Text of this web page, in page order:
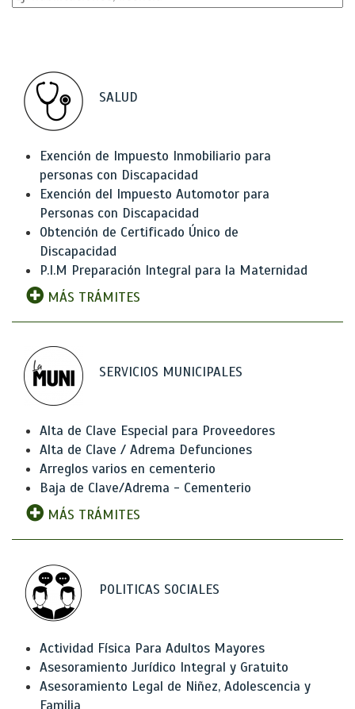
SALUD
Exención de Impuesto Inmobiliario para
personas con Discapacidad
Exención del Impuesto Automotor para
Personas con Discapacidad
Obtención de Certificado Único de
Discapacidad
P.I.M Preparación Integral para la Maternidad
MÁS TRÁMITES
SERVICIOS MUNICIPALES
Alta de Clave Especial para Proveedores
Alta de Clave / Adrema Defunciones
Arreglos varios en cementerio
Baja de Clave/Adrema - Cementerio
MÁS TRÁMITES
POLITICAS SOCIALES
Actividad Física Para Adultos Mayores
Asesoramiento Jurídico Integral y Gratuito
Asesoramiento Legal de Niñez, Adolescencia y
Familia